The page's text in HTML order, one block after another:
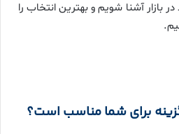
بازار آشنا شویم و بهترین انتخاب را
برای شما مناسب است؟